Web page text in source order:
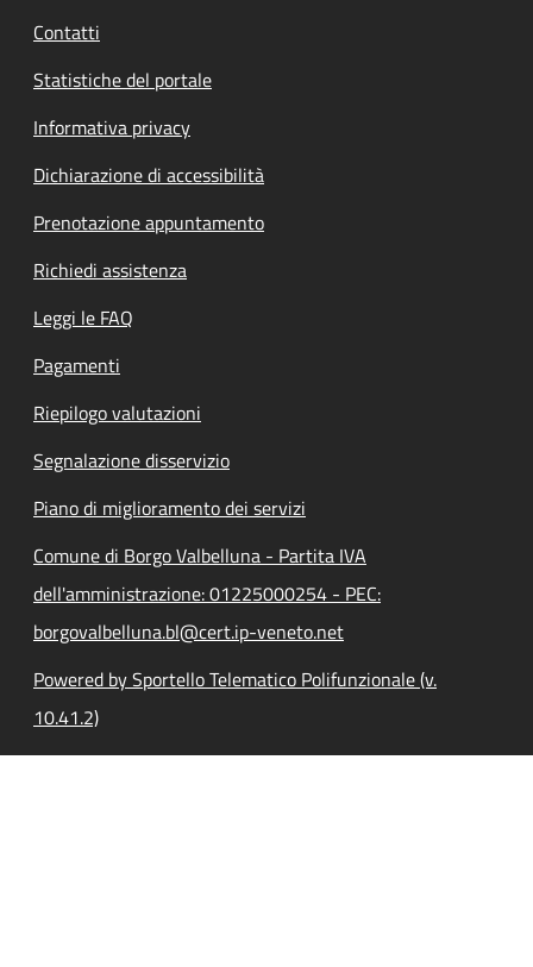
Contatti
Statistiche del portale
Informativa privacy
Dichiarazione di accessibilità
Prenotazione appuntamento
Richiedi assistenza
Leggi le FAQ
Pagamenti
Riepilogo valutazioni
Segnalazione disservizio
Piano di miglioramento dei servizi
Comune di Borgo Valbelluna - Partita IVA
dell'amministrazione: 01225000254 - PEC:
borgovalbelluna.bl@cert.ip-veneto.net
Powered by Sportello Telematico Polifunzionale (v.
10.41.2)